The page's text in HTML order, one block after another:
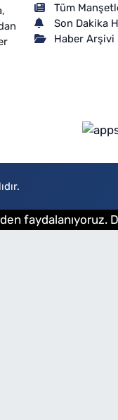
Tüm
Son Dakika
Haber Arşivi
faydalanıyoruz.